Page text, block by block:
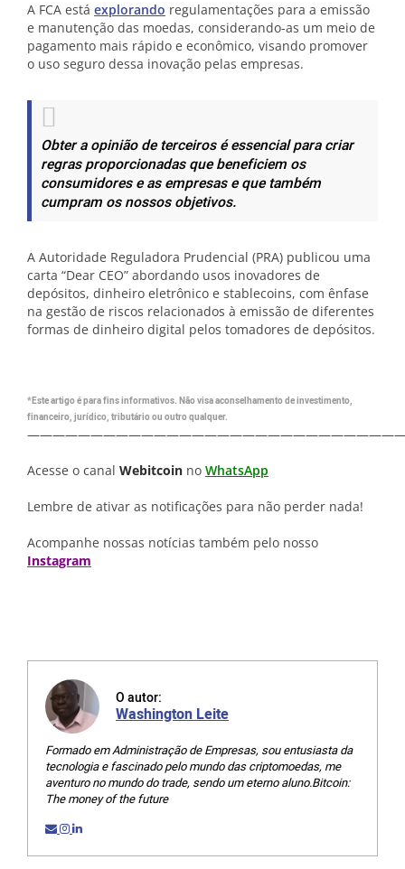
A FCA está explorando regulamentações para a emissão
e manutenção das moedas, considerando-as um meio de
pagamento mais rápido e econômico, visando promover
o uso seguro dessa inovação pelas empresas.
Obter a opinião de terceiros é essencial para criar
regras proporcionadas que beneficiem os
consumidores e as empresas e que também
cumpram os nossos objetivos.
A Autoridade Reguladora Prudencial (PRA) publicou uma
carta “Dear CEO” abordando usos inovadores de
depósitos, dinheiro eletrônico e stablecoins, com ênfase
na gestão de riscos relacionados à emissão de diferentes
formas de dinheiro digital pelos tomadores de depósitos.
*Este artigo é para fins informativos. Não visa aconselhamento de investimento,
financeiro, jurídico, tributário ou outro qualquer.
Acesse o canal Webitcoin no WhatsApp
Lembre de ativar as notificações para não perder nada!
Acompanhe nossas notícias também pelo nosso
Instagram
O autor:
Washington Leite
Formado em Administração de Empresas, sou entusiasta da
tecnologia e fascinado pelo mundo das criptomoedas, me
aventuro no mundo do trade, sendo um eterno aluno.Bitcoin:
The money of the future